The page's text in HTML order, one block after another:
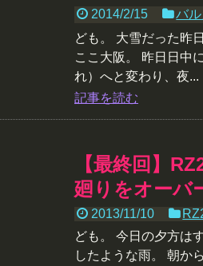
2014/2/15
バ
ども。 大雪だった昨
ここ大阪。 昨日日中
れ）へと変わり、夜...
記事を読む
【最終回】
廻りをオーバ
2013/11/10
ども。 今日の夕方は
したような雨。 朝か